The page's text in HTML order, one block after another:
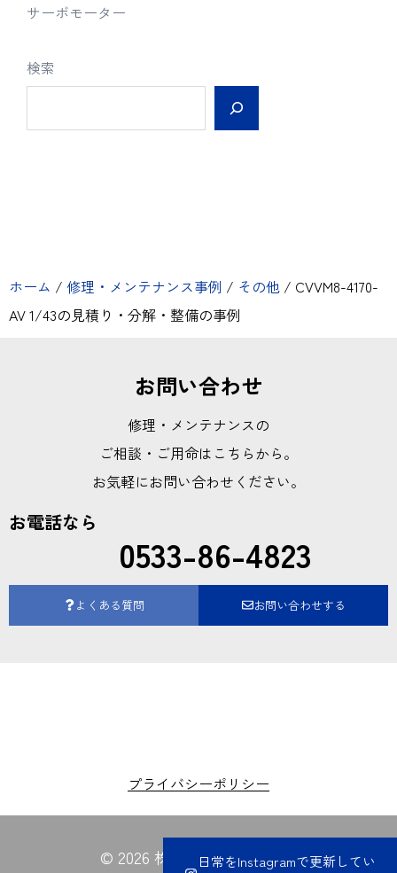
サーボモーター
検索
日常をInstagramで更新してい
ホーム / 修理・メンテナンス事例 / その他 / CVVM8-4170-
AV 1/43の見積り・分解・整備の事例
お問い合わせ
修理・メンテナンスの
ご相談・ご用命はこちらから。
お気軽にお問い合わせください。
お電話なら
0533-86-4823
よくある質問 お問い合わせする
プライバシーポリシー
© 2026 株式会社夏目電業所